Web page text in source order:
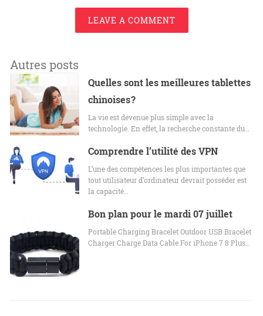
LEAVE A COMMENT
Autres posts
Quelles sont les meilleures tablettes
chinoises ?
La vie est devenue plus simple avec la
technologie. En effet, la recherche constante du…
Comprendre l’utilité des VPN
L’une des compétences les plus importantes que
tout utilisateur d’ordinateur devrait posséder est
la capacité…
Bon plan pour le mardi 07 juillet
Portable Charging Bracelet Outdoor USB Bracelet
Charger Charge Data Cable For iPhone 7 8 Plus…